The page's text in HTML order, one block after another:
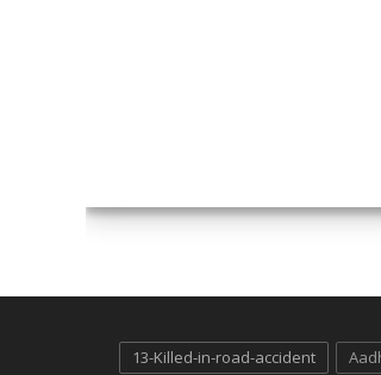
13-Killed-in-road-accident